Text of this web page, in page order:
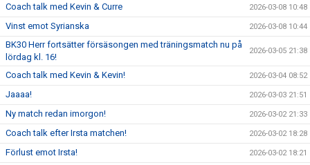
Coach talk med Kevin & Curre 2026-03-08 10:48
Vinst emot Syrianska 2026-03-08 10:44
BK30 Herr fortsätter försäsongen med träningsmatch nu på
lördag kl. 16!
2026-03-05 21:38
Coach talk med Kevin & Kevin! 2026-03-04 08:52
Jaaaa! 2026-03-03 21:51
Ny match redan imorgon! 2026-03-02 21:33
Coach talk efter Irsta matchen! 2026-03-02 18:28
Förlust emot Irsta! 2026-03-02 18:21